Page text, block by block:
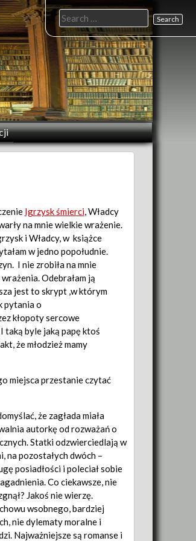
Search
for:
Igrzysk śmierci, Władcy
na mnie wielkie wrażenie.
i Władcy, w książce
w jedno popołudnie.
I nie zrobiła na mnie
Odebrałam ją
jest to skrypt ,w którym
pytania o
kłopoty sercowe
taką byle jaką papę ktoś
że młodzież mamy
miejsca przestanie czytać
że zagłada miała
autorkę od rozważań o
Statki odzwierciedlają w
na pozostałych dwóch –
posiadłości i poleciał sobie
Co ciekawsze, nie
Jakoś nie wierzę.
wsobnego, bardziej
nie dylematy moralne i
Najważniejsze są romanse i